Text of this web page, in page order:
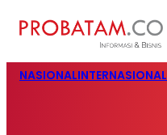
NASIONALINTERNASIONAL